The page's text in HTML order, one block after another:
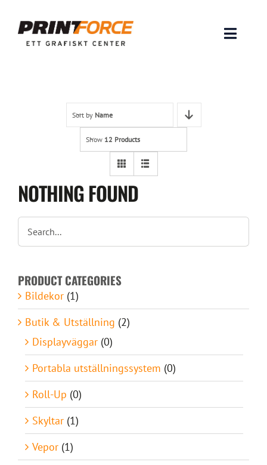
content
Toggle
INSPIRATION
Om oss
Sort by Name
Show 12 Products
NOTHING FOUND
PRODUCT CATEGORIES
Bildekor (1)
Butik & Utställning (2)
Displayväggar (0)
Portabla utställningssystem (0)
Roll-Up (0)
Skyltar (1)
Vepor (1)